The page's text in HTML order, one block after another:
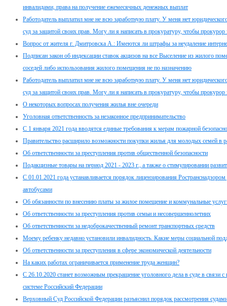
инвалидами, права на получение ежемесячных денежных выплат
Работодатель выплатил мне не всю заработную плату. У меня нет
суд за защитой своих прав. Могу ли я написать в прокуратуру, чтобы прокурор
Вопрос от жителя г. Дмитровска А.: Имеются ли штрафы за неудаление
Подписан закон об индексации ставок акцизов на все Выселение из жилого
соседей либо использования жилого помещения не по назначению
Работодатель выплатил мне не всю заработную плату. У меня нет
суд за защитой своих прав. Могу ли я написать в прокуратуру, чтобы прокурор
О некоторых вопросах получения жилья вне очереди
Уголовная ответственность за незаконное предпринимательство
С 1 января 2021 года вводятся единые требования к мерам пожарной
Правительство расширило возможности покупки жилья для молодых семей в
Об ответственности за преступления против общественной безопасности
Подакцизные товары на период 2021 - 2023 г., а также о стимулировании
С 01.01.2021 года устанавливается порядок лицензирования
автобусами
Об обязанности по внесению платы за жилое помещение и коммунальные
Об ответственности за преступления против семьи и несовершеннолетних
Об ответственности за недоброкачественный ремонт транспортных средств
Моему ребенку недавно установили инвалидность. Какие меры социальной
Об ответственности за преступления в сфере экономической деятельности
На каких работах ограничивается применение труда женщин?
С 26.10.2020 станет возможным прекращение уголовного дела в суде в связи
системе Российский Федерации
Верховный Суд Российской Федерации разъяснил порядок рассмотрения